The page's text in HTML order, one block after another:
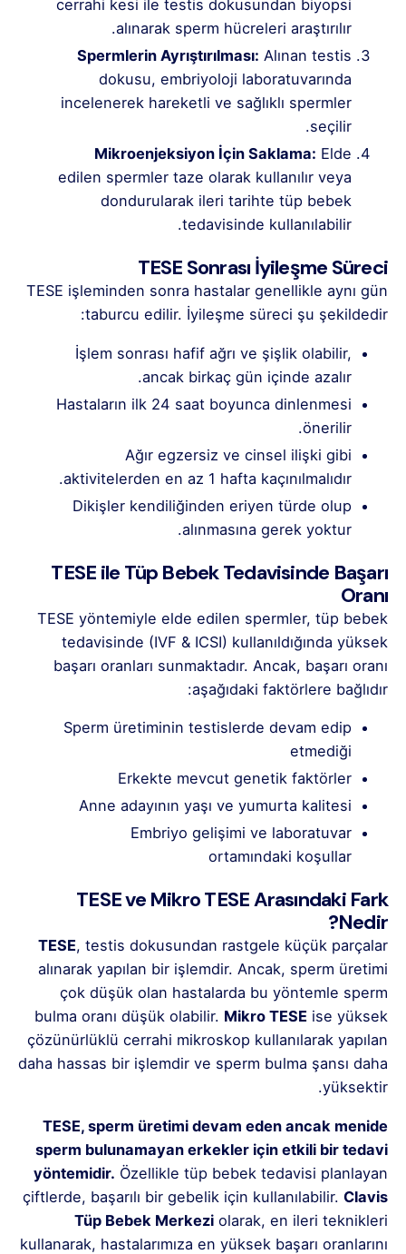
cerrahi kesi ile testis dokusundan biyopsi
alınarak sperm hücreleri araştırılır.
Spermlerin Ayrıştırılması: Alınan testis
dokusu, embriyoloji laboratuvarında
incelenerek hareketli ve sağlıklı spermler
seçilir.
Mikroenjeksiyon İçin Saklama: Elde
edilen spermler taze olarak kullanılır veya
dondurularak ileri tarihte tüp bebek
tedavisinde kullanılabilir.
TESE Sonrası İyileşme Süreci
TESE işleminden sonra hastalar genellikle aynı gün
taburcu edilir. İyileşme süreci şu şekildedir:
İşlem sonrası hafif ağrı ve şişlik olabilir,
ancak birkaç gün içinde azalır.
Hastaların ilk 24 saat boyunca dinlenmesi
önerilir.
Ağır egzersiz ve cinsel ilişki gibi
aktivitelerden en az 1 hafta kaçınılmalıdır.
Dikişler kendiliğinden eriyen türde olup
alınmasına gerek yoktur.
TESE ile Tüp Bebek Tedavisinde Başarı
Oranı
TESE yöntemiyle elde edilen spermler, tüp bebek
tedavisinde (IVF & ICSI) kullanıldığında yüksek
başarı oranları sunmaktadır. Ancak, başarı oranı
aşağıdaki faktörlere bağlıdır:
Sperm üretiminin testislerde devam edip
etmediği
Erkekte mevcut genetik faktörler
Anne adayının yaşı ve yumurta kalitesi
Embriyo gelişimi ve laboratuvar
ortamındaki koşullar
TESE ve Mikro TESE Arasındaki Fark
Nedir?
TESE, testis dokusundan rastgele küçük parçalar
alınarak yapılan bir işlemdir. Ancak, sperm üretimi
çok düşük olan hastalarda bu yöntemle sperm
bulma oranı düşük olabilir. Mikro TESE ise yüksek
çözünürlüklü cerrahi mikroskop kullanılarak yapılan
daha hassas bir işlemdir ve sperm bulma şansı daha
yüksektir.
TESE, sperm üretimi devam eden ancak menide
sperm bulunamayan erkekler için etkili bir tedavi
yöntemidir. Özellikle tüp bebek tedavisi planlayan
çiftlerde, başarılı bir gebelik için kullanılabilir. Clavis
Tüp Bebek Merkezi olarak, en ileri teknikleri
kullanarak, hastalarımıza en yüksek başarı oranlarını